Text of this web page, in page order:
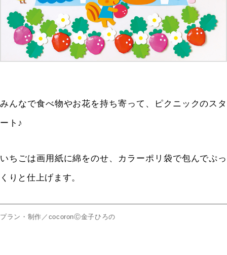
みんなで食べ物やお花を持ち寄って、ピクニックのスタ
ート♪
いちごは画用紙に綿をのせ、カラーポリ袋で包んでぷっ
くりと仕上げます。
プラン・制作／cocoronⒸ金子ひろの